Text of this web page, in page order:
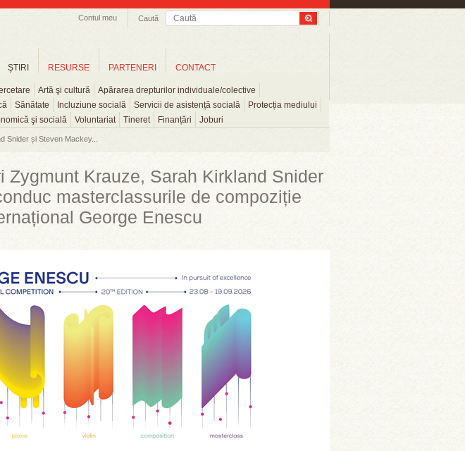
Caută
Contul meu
ŞTIRI
Artă şi cultură
Apărarea drepturilor individuale/colective
Sănătate Incluziune socială Servicii de asistență socială
Protecția mediului
şi socială
Voluntariat Tineret Finanțări Joburi
RESURSE PARTENERI CONTACT
Snider și Steven Mackey...
Zygmunt Krauze, Sarah Kirkland Snider
masterclassurile de compoziție
George Enescu